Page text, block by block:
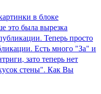
в блоке
это была вырезка
Теперь просто
Есть много "За" и
зато теперь нет
стены". Как Вы